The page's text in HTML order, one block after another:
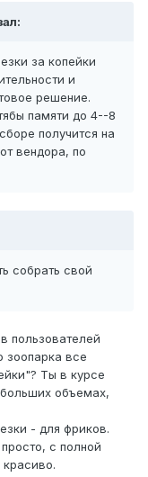
за копейки
и
решение.
памяти до 4--8
получится на
вендора, по
собрать свой
пользователей
зоопарка все
Ты в курсе
объемах,
- для фриков.
с полной